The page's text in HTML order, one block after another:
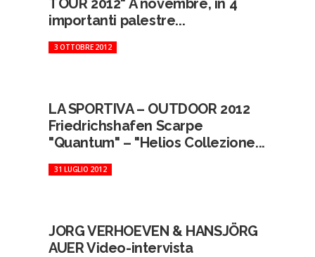
TOUR 2012" A novembre, in 4
importanti palestre...
3 OTTOBRE 2012
LA SPORTIVA – OUTDOOR 2012
Friedrichshafen Scarpe
"Quantum" – "Helios Collezione...
31 LUGLIO 2012
JORG VERHOEVEN & HANSJÖRG
AUER Video-intervista